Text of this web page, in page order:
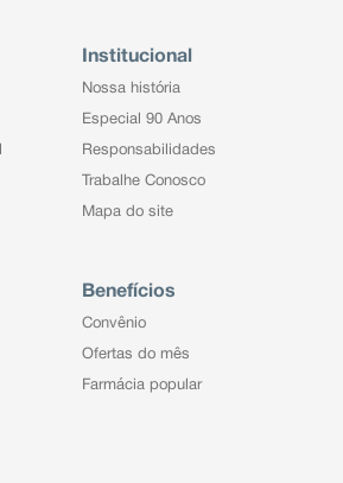
Institucional
Nossa história
Especial 90 Anos
Responsabilidades
Trabalhe Conosco
Mapa do site
Benefícios
Convênio
Ofertas do mês
Farmácia popular